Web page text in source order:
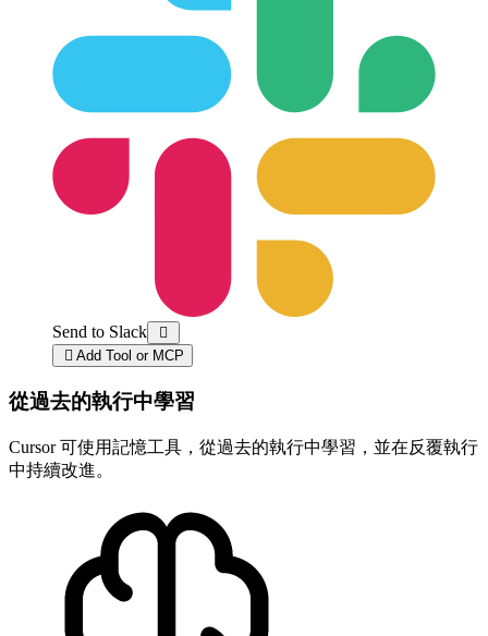
Send to Slack

 Add Tool or MCP
從過去的執行中學習
Cursor 可使用記憶工具，從過去的執行中學習，並在反覆執行
中持續改進。